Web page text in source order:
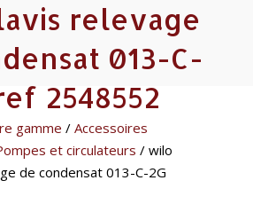
relevage
013-C-
2548552
gamme / Accessoires
et circulateurs / wilo
de condensat 013-C-2G